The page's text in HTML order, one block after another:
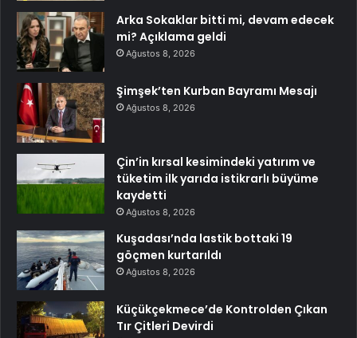
Arka Sokaklar bitti mi, devam edecek
mi? Açıklama geldi
Ağustos 8, 2026
Şimşek’ten Kurban Bayramı Mesajı
Ağustos 8, 2026
Çin’in kırsal kesimindeki yatırım ve
tüketim ilk yarıda istikrarlı büyüme
kaydetti
Ağustos 8, 2026
Kuşadası’nda lastik bottaki 19
göçmen kurtarıldı
Ağustos 8, 2026
Küçükçekmece’de Kontrolden Çıkan
Tır Çitleri Devirdi